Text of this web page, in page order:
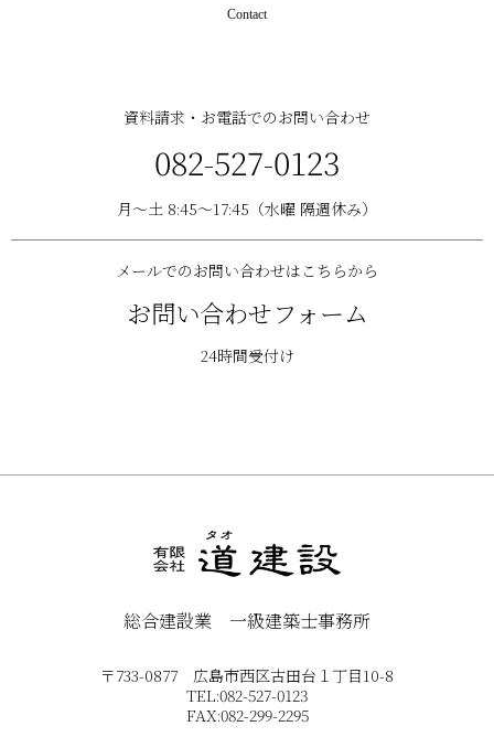
Contact
資料請求・お電話でのお問い合わせ
082-527-0123
月〜土 8:45〜17:45（水曜 隔週休み）
メールでのお問い合わせはこちらから
お問い合わせフォーム
24時間受付け
総合建設業 一級建築士事務所
〒733-0877 広島市西区古田台１丁目10-8
TEL:082-527-0123
FAX:082-299-2295